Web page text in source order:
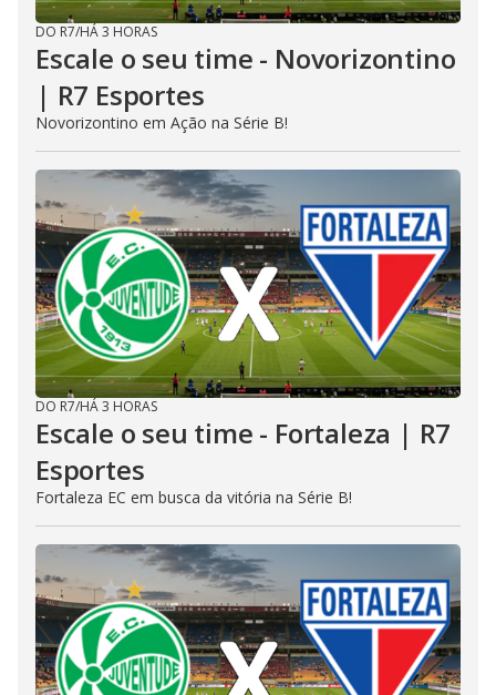
DO R7/HÁ 3 HORAS
Escale o seu time - Novorizontino
| R7 Esportes
Novorizontino em Ação na Série B!
DO R7/HÁ 3 HORAS
Escale o seu time - Fortaleza | R7
Esportes
Fortaleza EC em busca da vitória na Série B!